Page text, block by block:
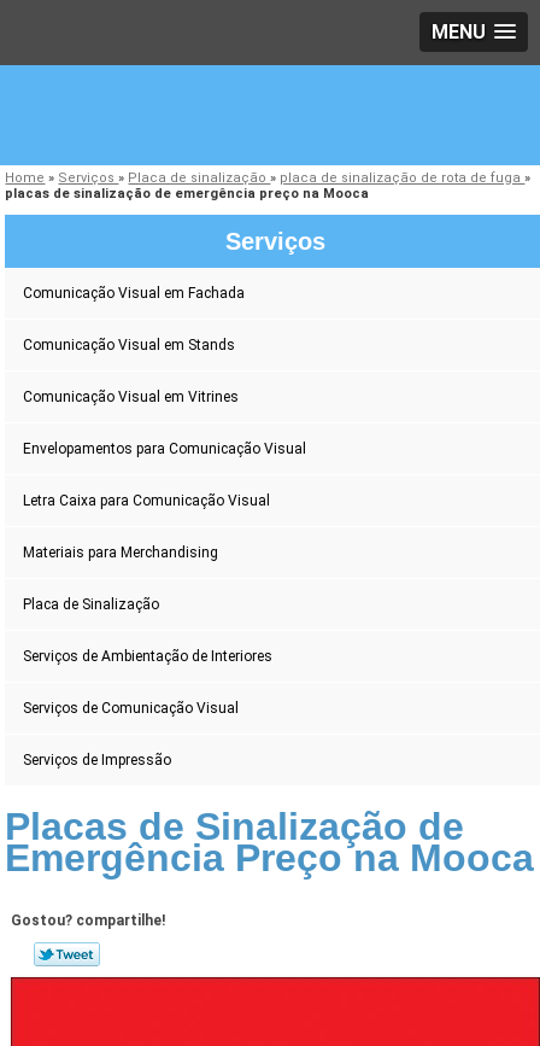
MENU
Home » Serviços» Placa de sinalização» placa de sinalização de rota de fuga»
placas de sinalização de emergência preço na Mooca
Serviços
Comunicação Visual em Fachada
Comunicação Visual em Stands
Comunicação Visual em Vitrines
Envelopamentos para Comunicação Visual
Letra Caixa para Comunicação Visual
Materiais para Merchandising
Placa de Sinalização
Serviços de Ambientação de Interiores
Serviços de Comunicação Visual
Serviços de Impressão
Placas de Sinalização de
Emergência Preço na Mooca
Gostou? compartilhe!